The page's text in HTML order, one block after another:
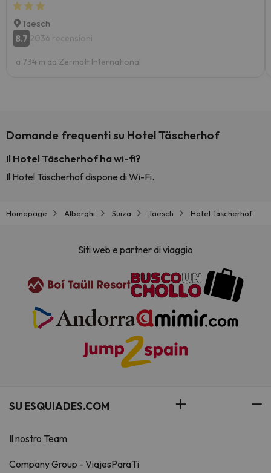
Taesch
8.7 2036 recensioni
a 734 m da Zermatt International
Domande frequenti su Hotel Täscherhof
Il Hotel Täscherhof ha wi-fi?
Il Hotel Täscherhof dispone di Wi-Fi.
Homepage Alberghi Suiza Taesch Hotel Täscherhof
Siti web e partner di viaggio
SU ESQUIADES.COM
Il nostro Team
Company Group - ViajesParaTi